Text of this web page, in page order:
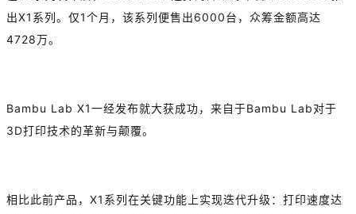
出X1系列。仅1个月，该系列便售出6000台，众筹金额高达
4728万。
Bambu Lab X1一经发布就大获成功， 来自于Bambu Lab对于
3D打印技术的革新与颠覆。
相比此前产品，X1系列在关键功能上实现迭代升级：打印速度达